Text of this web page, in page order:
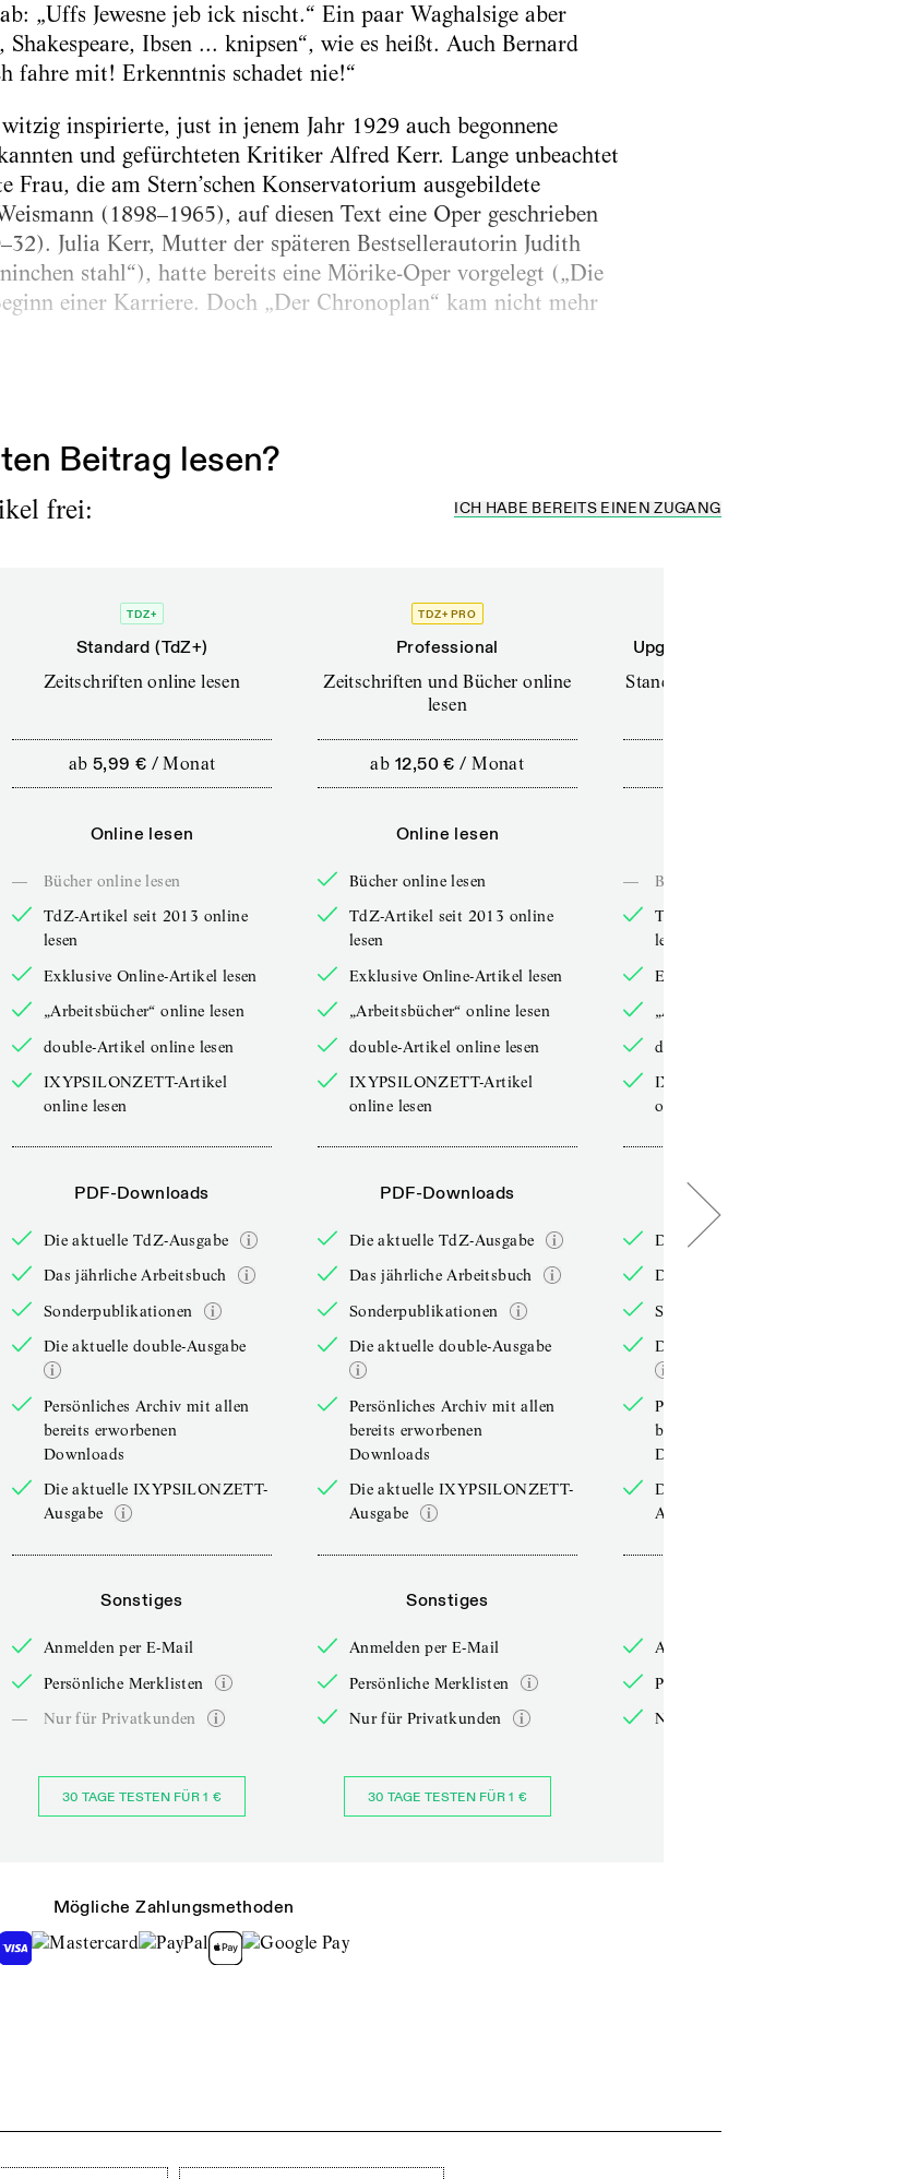
„Uffs Jewesne jeb ick nischt.“ Ein paar Waghalsige aber
Ibsen ... knipsen“, wie es heißt. Auch Bernard
fahre mit! Erkenntnis schadet nie!“
inspirierte, just in jenem Jahr 1929 auch begonnene
und gefürchteten Kritiker Alfred Kerr. Lange unbeachtet
Frau, die am Stern’schen Konservatorium ausgebildete
(1898–1965), auf diesen Text eine Oper geschrieben
Julia Kerr, Mutter der späteren Bestsellerautorin Judith
stahl“), hatte bereits eine Mörike-Oper vorgelegt („Die
einer Karriere. Doch „Der Chronoplan“ kam nicht mehr
Beitrag lesen?
frei: ICH HABE BEREITS EINEN ZUGANG
TDZ+
Standard (TdZ+)
Zeitschriften online lesen
ab 5,99 € /Monat
Online lesen
—
Bücher online lesen
TdZ-Artikel seit 2013 online
lesen
Exklusive Online-Artikel lesen
„Arbeitsbücher“ online lesen
double-Artikel online lesen
IXYPSILONZETT-Artikel
online lesen
PDF-Downloads
Die aktuelle TdZ-Ausgabe
Das jährliche Arbeitsbuch
Sonderpublikationen
Die aktuelle double-Ausgabe
Persönliches Archiv mit allen
bereits erworbenen
Downloads
Die aktuelle IXYPSILONZETT-
Ausgabe
Sonstiges
Anmelden per E-Mail
Persönliche Merklisten
—
Nur für Privatkunden
30 TAGE TESTEN FÜR 1 €
TDZ+ PRO
Professional
Zeitschriften und Bücher online
lesen
ab 12,50 € /Monat
Online lesen
Bücher online lesen
TdZ-Artikel seit 2013 online
lesen
Exklusive Online-Artikel lesen
„Arbeitsbücher“ online lesen
double-Artikel online lesen
IXYPSILONZETT-Artikel
online lesen
PDF-Downloads
Die aktuelle TdZ-Ausgabe
Das jährliche Arbeitsbuch
Sonderpublikationen
Die aktuelle double-Ausgabe
Persönliches Archiv mit allen
bereits erworbenen
Downloads
Die aktuelle IXYPSILONZETT-
Ausgabe
Sonstiges
Anmelden per E-Mail
Persönliche Merklisten
Nur für Privatkunden
30 TAGE TESTEN FÜR 1 €
Upgrade für Printabonnenten
Standard (TdZ+) – Zeitschriften
—
Bücher online lesen
TdZ-Artikel seit 2013 online
lesen
Exklusive Online-Artikel lesen
„Arbeitsbücher“ online lesen
double-Artikel online lesen
IXYPSILONZETT-Artikel
online lesen
PDF-Downloads
Die aktuelle TdZ-Ausgabe
Das jährliche Arbeitsbuch
Sonderpublikationen
Die aktuelle double-Ausgabe
Persönliches Archiv mit allen
bereits erworbenen
Downloads
Die aktuelle IXYPSILONZETT-
Ausgabe
Anmelden per E-Mail
Persönliche Merklisten
Nur für Privatkunden
Mögliche Zahlungsmethoden